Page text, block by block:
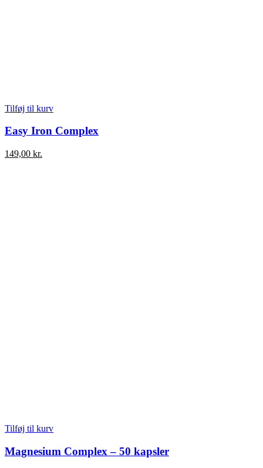
Tilføj til kurv
Easy Iron Complex
149,00 kr.
Tilføj til kurv
Magnesium Complex – 50 kapsler